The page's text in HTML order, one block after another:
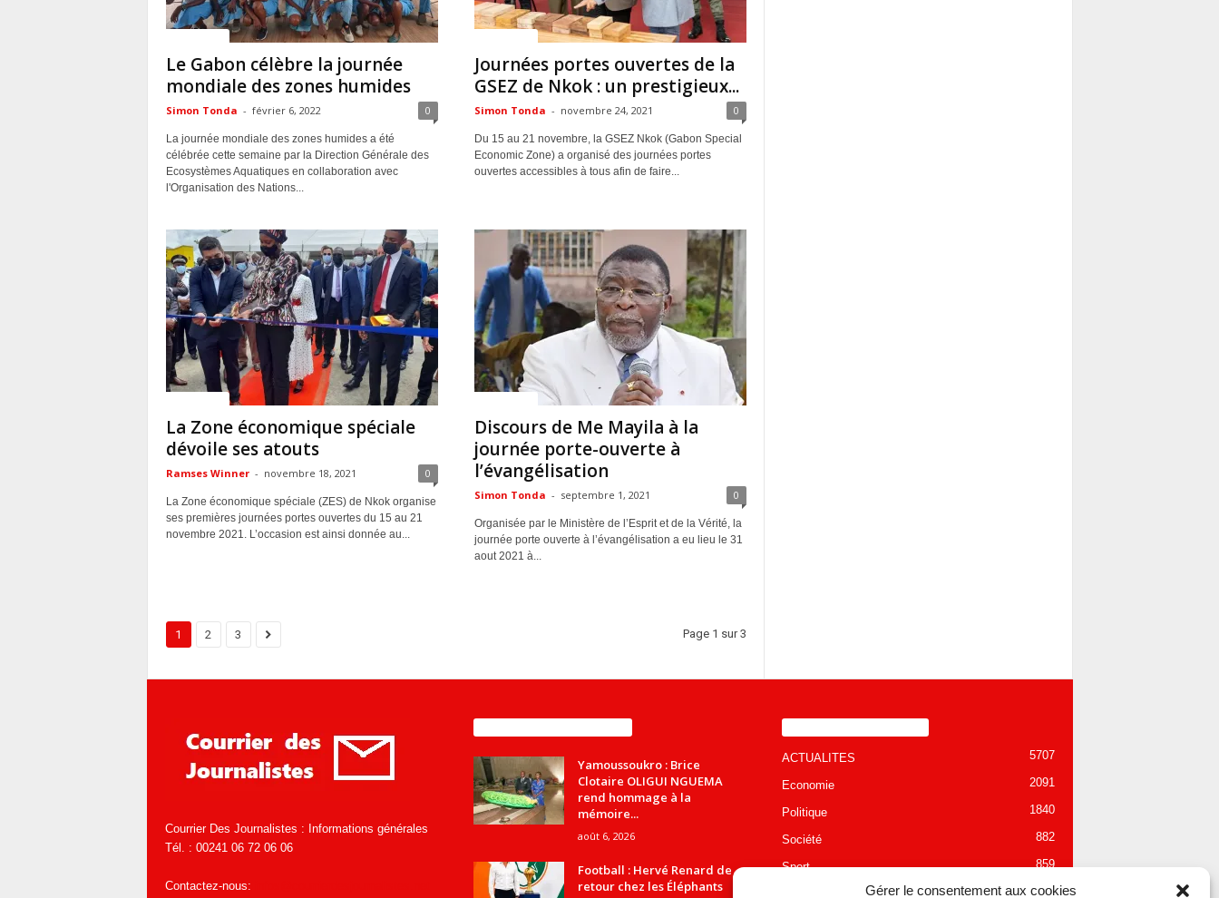
Gérer le consentement aux cookies
Le Gabon célèbre la journée
mondiale des zones humides
Simon Tonda - février 6, 2022 0
La journée mondiale des zones humides a été
célébrée cette semaine par la Direction Générale des
Ecosystèmes Aquatiques en collaboration avec
l'Organisation des Nations...
Journées portes ouvertes de la
GSEZ de Nkok : un prestigieux...
Simon Tonda - novembre 24, 2021 0
Du 15 au 21 novembre, la GSEZ Nkok (Gabon Special
Economic Zone) a organisé des journées portes
ouvertes accessibles à tous afin de faire...
La Zone économique spéciale
dévoile ses atouts
Ramses Winner - novembre 18, 2021 0
La Zone économique spéciale (ZES) de Nkok organise
ses premières journées portes ouvertes du 15 au 21
novembre 2021. L’occasion est ainsi donnée au...
Discours de Me Mayila à la
journée porte-ouverte à
l’évangélisation
Simon Tonda - septembre 1, 2021 0
Organisée par le Ministère de l’Esprit et de la Vérité, la
journée porte ouverte à l’évangélisation a eu lieu le 31
aout 2021 à...
1 2 3 Page 1 sur 3
Courrier Des Journalistes : Informations générales
Tél. : 00241 06 72 06 06
Contactez-nous:
Yamoussoukro : Brice
Clotaire OLIGUI NGUEMA
rend hommage à la
mémoire...
août 6, 2026
Football : Hervé Renard de
retour chez les Éléphants
ACTUALITES 5707
Economie 2091
Politique 1840
Société 882
Sport 859
280